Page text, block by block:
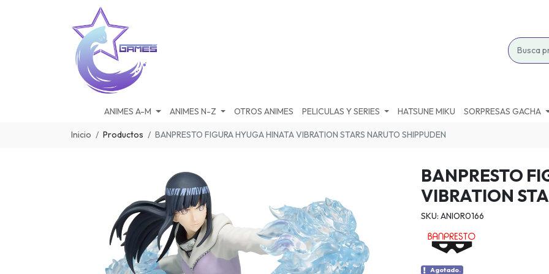
ANIMES A-M ANIMES N-Z OTROS ANIMES PELICULAS Y SERIES HATSUNE MIKU SORPRESAS GACHA
Inicio Productos BANPRESTO FIGURA HYUGA HINATA VIBRATION STARS NARUTO SHIPPUDEN
BANPRESTO
VIBRATION
SKU: ANIOR0166
Agotado.